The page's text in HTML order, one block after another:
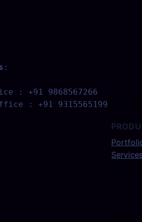
:
: +91 9868567266
: +91 9315565199